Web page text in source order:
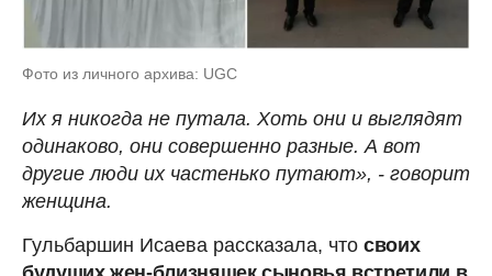
Фото из личного архива: UGC
Их я никогда не путала. Хоть они и выглядят
одинаково, они совершенно разные. А вот
другие люди их частенько путают», - говорит
женщина.
Гульбаршин Исаева рассказала, что своих